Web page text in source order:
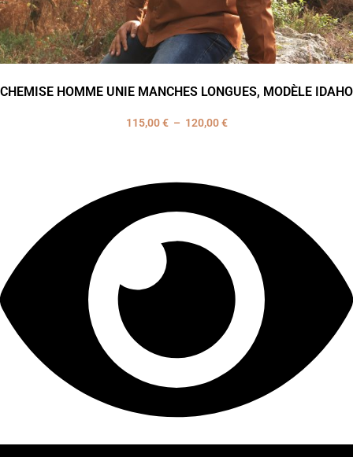
CHEMISE HOMME UNIE MANCHES LONGUES, MODÈLE IDAHO
115,00€ – 120,00€Plage
à
120,00 €